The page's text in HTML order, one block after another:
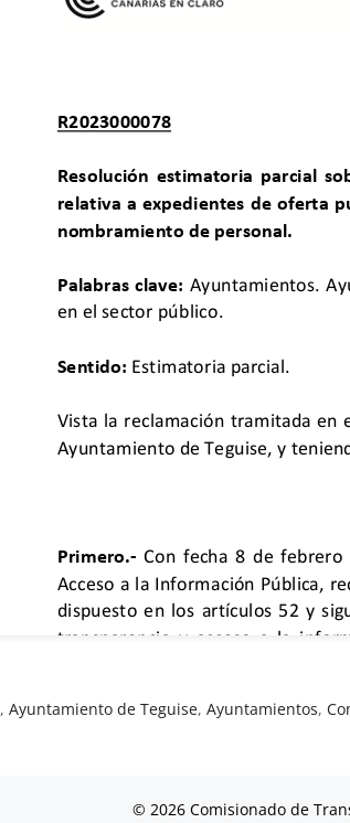
,Ayuntamiento de Teguise,Ayuntamientos,
© 2026 Comisionado de